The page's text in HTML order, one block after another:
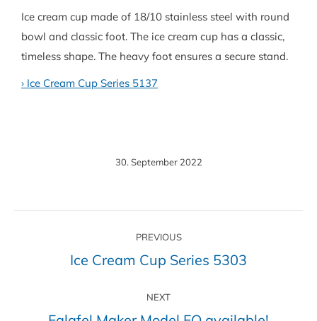
Ice cream cup made of 18/10 stainless steel with round
bowl and classic foot. The ice cream cup has a classic,
timeless shape. The heavy foot ensures a secure stand.
› Ice Cream Cup Series 5137
30. September 2022
navigation
PREVIOUS
Previous
Ice Cream Cup Series 5303
NEXT